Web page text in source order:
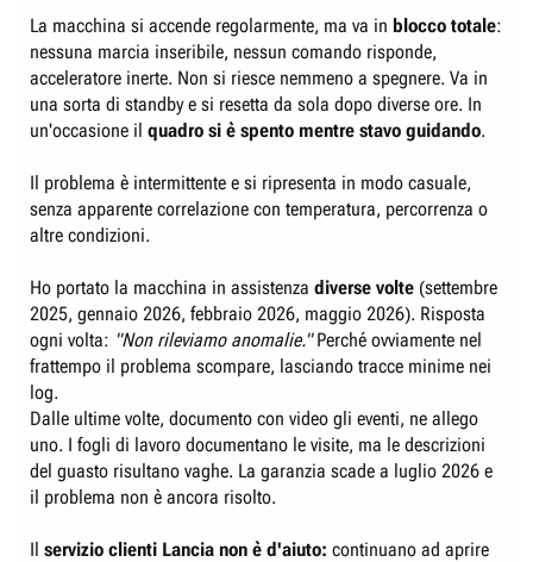
La macchina si accende regolarmente, ma va in blocco totale:
nessuna marcia inseribile, nessun comando risponde,
acceleratore inerte. Non si riesce nemmeno a spegnere. Va in
una sorta di standby e si resetta da sola dopo diverse ore. In
un'occasione il quadro si è spento mentre stavo guidando.
Il problema è intermittente e si ripresenta in modo casuale,
senza apparente correlazione con temperatura, percorrenza o
altre condizioni.
Ho portato la macchina in assistenza diverse volte (settembre
2025, gennaio 2026, febbraio 2026, maggio 2026). Risposta
ogni volta: "Non rileviamo anomalie."Perché ovviamente nel
frattempo il problema scompare, lasciando tracce minime nei
log.
Dalle ultime volte, documento con video gli eventi, ne allego
uno. I fogli di lavoro documentano le visite, ma le descrizioni
del guasto risultano vaghe. La garanzia scade a luglio 2026 e
il problema non è ancora risolto.
Il servizio clienti Lancia non è d'aiuto: continuano ad aprire